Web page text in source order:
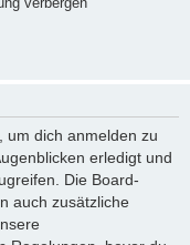
um dich anmelden zu
erledigt und
Die Board-
auch zusätzliche